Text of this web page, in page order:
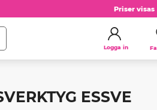
Priser visas
Logga in
ESSVE